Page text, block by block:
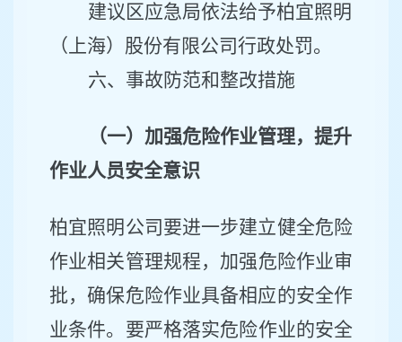
建议区应急局依法给予柏宜照明
（上海）股份有限公司行政处罚。
六、事故防范和整改措施
（一）加强危险作业管理，提升
作业人员安全意识
柏宜照明公司要进一步建立健全危险
作业相关管理规程， 加强危险作业审
批，确保危险作业具备相应的安全作
业条件。要严格落实危险作业的安全